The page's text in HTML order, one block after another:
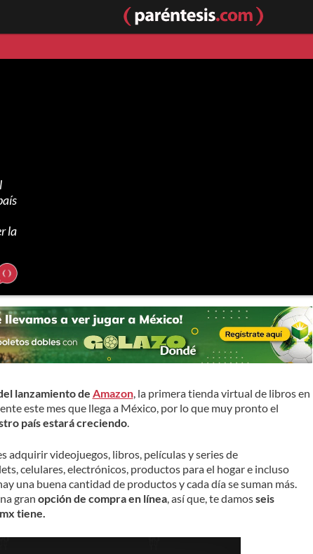
la
lanzamiento de Amazon, la primera tienda virtual de libros en
este mes que llega a México, por lo que muy pronto el
país estará creciendo.
adquirir videojuegos, libros, películas y series de
celulares, electrónicos, productos para el hogar e incluso
una buena cantidad de productos y cada día se suman más.
gran opción de compra en línea, así que, te damosseis
tiene.